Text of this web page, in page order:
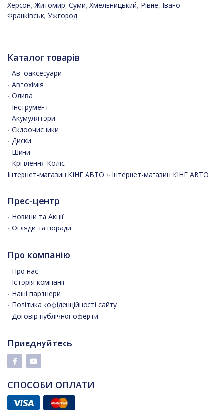
Херсон,Житомир, Суми, Хмельницький, Рівне, Івано-
Франківськ, Ужгород
Каталог товарів
- Автоаксесуари
- Автохімія
- Олива
- Інструмент
- Акумулятори
- Склоочисники
- Диски
- Шини
- Кріплення Коліс
Інтернет-магазин КІНГ АВТО ›› Інтернет-магазин КІНГ АВТО
Прес-центр
- Новини та Акції
- Огляди та поради
Про компанію
- Про нас
- Історія компанії
- Наші партнери
- Політика кофіденційності сайту
- Договір публічної оферти
Приєднуйтесь
СПОСОБИ ОПЛАТИ